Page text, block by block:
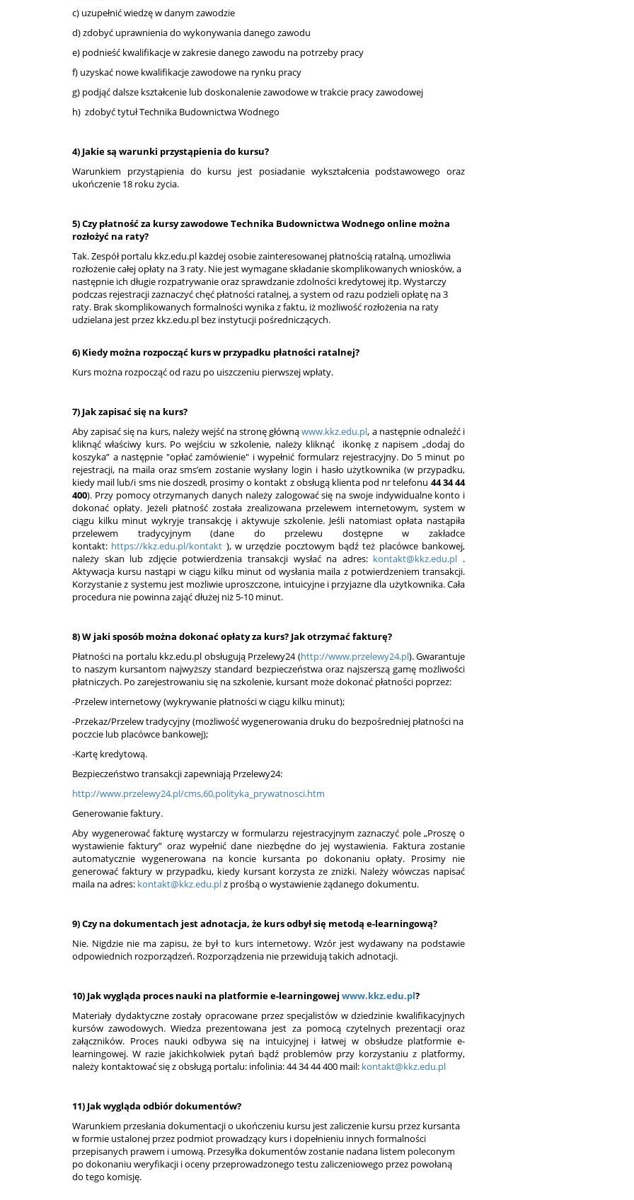
c) uzupełnić wiedzę w danym zawodzie
d) zdobyć uprawnienia do wykonywania danego zawodu
e) podnieść kwalifikacje w zakresie danego zawodu na potrzeby pracy
f) uzyskać nowe kwalifikacje zawodowe na rynku pracy
g) podjąć dalsze kształcenie lub doskonalenie zawodowe w trakcie pracy zawodowej
h) zdobyć tytuł Technika Budownictwa Wodnego
4) Jakie są warunki przystąpienia do kursu?
Warunkiem przystąpienia do kursu jest posiadanie wykształcenia podstawowego oraz
ukończenie 18 roku życia.
5) Czy płatność za kursy zawodowe Technika Budownictwa Wodnego online można
rozłożyć na raty?
Tak. Zespół portalu kkz.edu.pl każdej osobie zainteresowanej płatnością ratalną, umożliwia
rozłożenie całej opłaty na 3 raty. Nie jest wymagane składanie skomplikowanych wniosków, a
następnie ich długie rozpatrywanie oraz sprawdzanie zdolności kredytowej itp. Wystarczy
podczas rejestracji zaznaczyć chęć płatności ratalnej, a system od razu podzieli opłatę na 3
raty. Brak skomplikowanych formalności wynika z faktu, iż możliwość rozłożenia na raty
udzielana jest przez kkz.edu.pl bez instytucji pośredniczących.
6) Kiedy można rozpocząć kurs w przypadku płatności ratalnej?
Kurs można rozpocząć od razu po uiszczeniu pierwszej wpłaty.
7) Jak zapisać się na kurs?
Aby zapisać się na kurs, należy wejść na stronę głównąwww.kkz.edu.pl, a następnie odnaleźć i
kliknąć właściwy kurs. Po wejściu w szkolenie, należy kliknąć ikonkę z napisem „dodaj do
koszyka” a następnie "opłać zamówienie" i wypełnić formularz rejestracyjny. Do 5 minut po
rejestracji, na maila oraz sms’em zostanie wysłany login i hasło użytkownika (w przypadku,
kiedy mail lub/i sms nie doszedł, prosimy o kontakt z obsługą klienta pod nr telefonu 44 34 44
400). Przy pomocy otrzymanych danych należy zalogować się na swoje indywidualne konto i
dokonać opłaty. Jeżeli płatność została zrealizowana przelewem internetowym, system w
ciągu kilku minut wykryje transakcję i aktywuje szkolenie. Jeśli natomiast opłata nastąpiła
przelewem tradycyjnym (dane do przelewu dostępne w zakładce
kontakt: https://kkz.edu.pl/kontakt ), w urzędzie pocztowym bądź też placówce bankowej,
należy skan lub zdjęcie potwierdzenia transakcji wysłać na adres: kontakt@kkz.edu.pl .
Aktywacja kursu nastąpi w ciągu kilku minut od wysłania maila z potwierdzeniem transakcji.
Korzystanie z systemu jest możliwie uproszczone, intuicyjne i przyjazne dla użytkownika. Cała
procedura nie powinna zająć dłużej niż 5-10 minut.
8) W jaki sposób można dokonać opłaty za kurs? Jak otrzymać fakturę?
Płatności na portalu kkz.edu.pl obsługują Przelewy24 (http://www.przelewy24.pl). Gwarantuje
to naszym kursantom najwyższy standard bezpieczeństwa oraz najszerszą gamę możliwości
płatniczych. Po zarejestrowaniu się na szkolenie, kursant może dokonać płatności poprzez:
-Przelew internetowy (wykrywanie płatności w ciągu kilku minut);
-Przekaz/Przelew tradycyjny (możliwość wygenerowania druku do bezpośredniej płatności na
poczcie lub placówce bankowej);
-Kartę kredytową.
Bezpieczeństwo transakcji zapewniają Przelewy24:
http://www.przelewy24.pl/cms,60,polityka_prywatnosci.htm
Generowanie faktury.
Aby wygenerować fakturę wystarczy w formularzu rejestracyjnym zaznaczyć pole „Proszę o
wystawienie faktury” oraz wypełnić dane niezbędne do jej wystawienia. Faktura zostanie
automatycznie wygenerowana na koncie kursanta po dokonaniu opłaty. Prosimy nie
generować faktury w przypadku, kiedy kursant korzysta ze zniżki. Należy wówczas napisać
maila na adres: kontakt@kkz.edu.plz prośbą o wystawienie żądanego dokumentu.
9) Czy na dokumentach jest adnotacja, że kurs odbył się metodą e-learningową?
Nie. Nigdzie nie ma zapisu, że był to kurs internetowy. Wzór jest wydawany na podstawie
odpowiednich rozporządzeń. Rozporządzenia nie przewidują takich adnotacji.
10) Jak wygląda proces nauki na platformie e-learningowej www.kkz.edu.pl?
Materiały dydaktyczne zostały opracowane przez specjalistów w dziedzinie kwalifikacyjnych
kursów zawodowych. Wiedza prezentowana jest za pomocą czytelnych prezentacji oraz
załączników. Proces nauki odbywa się na intuicyjnej i łatwej w obsłudze platformie e-
learningowej. W razie jakichkolwiek pytań bądź problemów przy korzystaniu z platformy,
należy kontaktować się z obsługą portalu: infolinia: 44 34 44 400 mail: kontakt@kkz.edu.pl
11) Jak wygląda odbiór dokumentów?
Warunkiem przesłania dokumentacji o ukończeniu kursu jest zaliczenie kursu przez kursanta
w formie ustalonej przez podmiot prowadzący kurs i dopełnieniu innych formalności
przepisanych prawem i umową. Przesyłka dokumentów zostanie nadana listem poleconym
po dokonaniu weryfikacji i oceny przeprowadzonego testu zaliczeniowego przez powołaną
do tego komisję.